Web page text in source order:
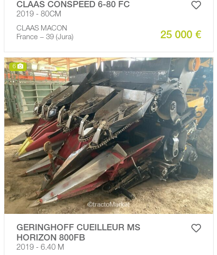
CLAAS CONSPEED 6-80 FC
2019 - 80CM
CLAAS MACON
France − 39 (Jura)
25 000 €
6
GERINGHOFF CUEILLEUR MS
HORIZON 800FB
2019 - 6.40 M